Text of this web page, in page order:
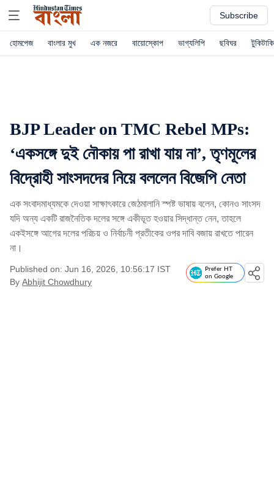
Subscribe
হোমপেজ বাংলার মুখ এক নজরে বায়োস্কোপ ভাগ্যলিপি ছবিঘর টুকিটাকি
BJP Leader on TMC Rebel MPs:
‘একসঙ্গে দুই নৌকায় পা রাখা যায় না’, তৃণমূলের
বিদ্রোহী সাংসদদের নিয়ে বললেন বিজেপি নেতা
এক সংবাদমাধ্যমকে দেওয়া সাক্ষাৎকারে জেঠমালানি স্পষ্ট ভাষায় বলেন, কোনও সাংসদ
যদি অন্য একটি রাজনৈতিক দলের সঙ্গে একীভূত হওয়ার সিদ্ধান্ত নেন, তাহলে
একইসঙ্গে আগের দলের পরিচয় ও নির্বাচনী প্রতীকের ওপর দাবি বজায় রাখতে পারেন
না।
Published on: Jun 16, 2026, 10:56:17 IST
By Abhijit Chowdhury
Prefer HT
on Google